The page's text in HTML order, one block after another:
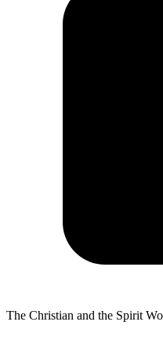
The Christian and the Spirit